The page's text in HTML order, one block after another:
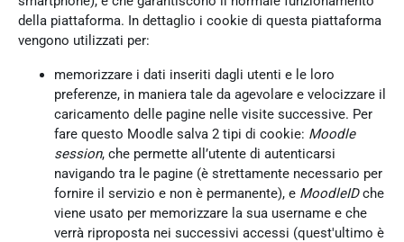
della piattaforma. In dettaglio i cookie di questa piattaforma
vengono utilizzati per:
memorizzare i dati inseriti dagli utenti e le loro
preferenze, in maniera tale da agevolare e velocizzare il
caricamento delle pagine nelle visite successive. Per
fare questo Moodle salva 2 tipi di cookie: Moodle
session, che permette all’utente di autenticarsi
navigando tra le pagine (è strettamente necessario per
fornire il servizio e non è permanente), e MoodleIDche
viene usato per memorizzare la sua username e che
verrà riproposta nei successivi accessi (quest'ultimo è